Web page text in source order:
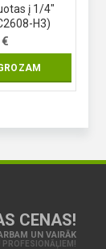
į 1/4″
H3)
€
CENAS!
UN VAIRĀK
PROFESIONĀĻIEM!